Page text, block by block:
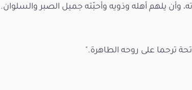
وأن يلهم أهله وذويه وأحبّته جميل الصبر والسلوان.
ترحما على روحه الطاهرة."